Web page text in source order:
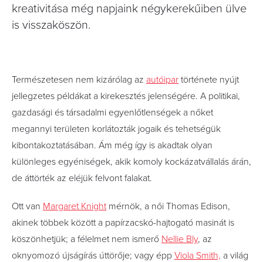
kreativitása még napjaink négykerekűiben ülve
is visszaköszön.
Természetesen nem kizárólag az autóipar története nyújt
jellegzetes példákat a kirekesztés jelenségére. A politikai,
gazdasági és társadalmi egyenlőtlenségek a nőket
megannyi területen korlátozták jogaik és tehetségük
kibontakoztatásában. Ám még így is akadtak olyan
különleges egyéniségek, akik komoly kockázatvállalás árán,
de áttörték az eléjük felvont falakat.
Ott van Margaret Knightmérnök, a női Thomas Edison,
akinek többek között a papírzacskó-hajtogató masinát is
köszönhetjük; a félelmet nem ismerő Nellie Bly, az
oknyomozó újságírás úttörője; vagy épp Viola Smith, a világ